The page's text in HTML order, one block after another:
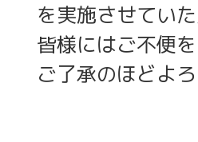
を実施させていた
皆様にはご不便
ご了承のほどよ